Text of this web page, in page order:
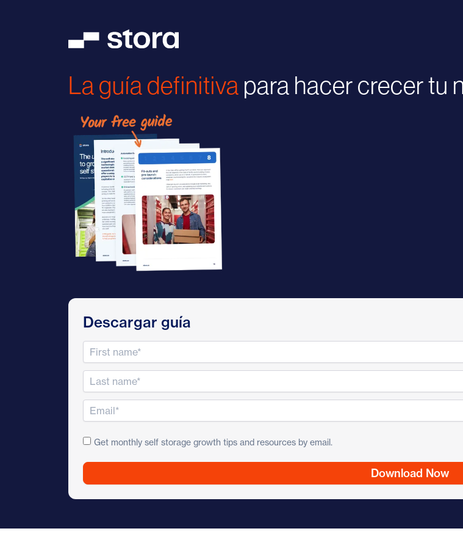
Stora
La guía definitiva para hacer crecer tu
Descargar guía
Get monthly self storage growth tips and resources by email.